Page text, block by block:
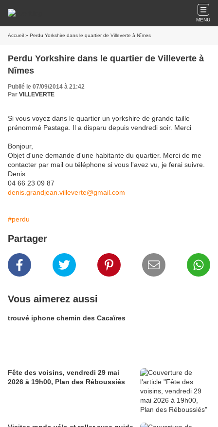
MENU
Accueil » Perdu Yorkshire dans le quartier de Villeverte à Nîmes
Perdu Yorkshire dans le quartier de Villeverte à
Nîmes
Publié le 07/09/2014 à 21:42
Par VILLEVERTE
Si vous voyez dans le quartier un yorkshire de grande taille
prénommé Pastaga. Il a disparu depuis vendredi soir. Merci
Bonjour,
Objet d'une demande d'une habitante du quartier. Merci de me
contacter par mail ou téléphone si vous l'avez vu, je ferai suivre.
​Denis
04 66 23 09 87​
denis.grandjean.villeverte@gmail.com
#perdu
Partager
Vous aimerez aussi
trouvé iphone chemin des Cacaïres
Fête des voisins, vendredi 29 mai
2026 à 19h00, Plan des Réboussiés